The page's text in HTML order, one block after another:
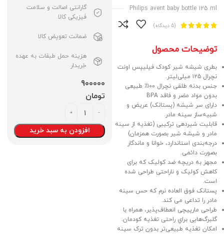
Philips avent baby bottle 125 ml




 (5 دیدگاه)
توضیحات محصول
بطری شیشه شیر کودک فیلیپس اونت
نچرال ۱۲۵ میلی‌لیتر.
جنس بدنه طلقی نچرال ۱۰۰٪ طبیعی
بدون مواد مضر و فاقد BPA
دارای سر شیشه (پستانک) عریض و
شبیه‌ساز سینه مادر.
قابلیت شیردهی ترکیبی (تغذیه‌ از سینه
مادر و شیشه شیر بصورت همزمان)
درجه‌بندی استاندارد، خوانا و ماندگار
بصورت دائمی.
مجهز به دریچه ضد کولیک که برای
کاهش کولیک و ناراحتی طراحی شده
است.
پستانک فوق العاده نرم که حس سینه
مادر را تداعی می کند.
طراحی مارپیچی انعطاف‌پذیر، همراه با
گلبرگ‌هایی براي راحتی تغذیه کودمان.
امکان تغذیه طبیعی‌تر بدون ترک سینه
گارانتی اصالت و سلامت
فیزیکی کالا
ضمانت تعویض کالا
هزینه حمل طبقات به عهده
خریدار
900000
تومان
افزودن به سبد خرید